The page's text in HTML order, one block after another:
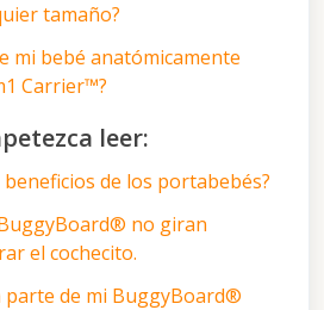
tamaño?
mi bebé anatómicamente
Carrier™?
leer:
beneficios de los portabebés?
no giran
el cochecito.
parte de mi BuggyBoard®